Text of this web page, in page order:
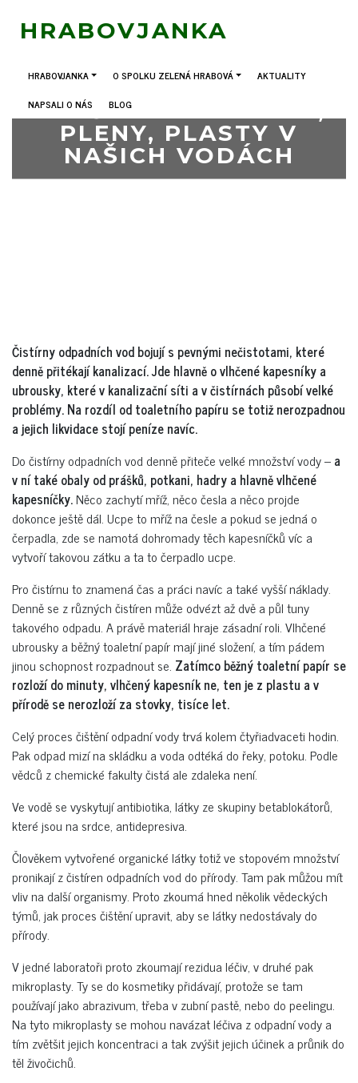
HRABOVJANKA
HRABOVJANKA O SPOLKU ZELENÁ HRABOVÁ
AKTUALITY
NAPSALI O NÁS
BLOG
VLHČENÉ UBROUSKY,
PLENY, PLASTY V
NAŠICH VODÁCH
Čistírny odpadních vod bojují s pevnými nečistotami, které
denně přitékají kanalizací. Jde hlavně o vlhčené kapesníky a
ubrousky, které v kanalizační síti a v čistírnách působí velké
problémy. Na rozdíl od toaletního papíru se totiž nerozpadnou
a jejich likvidace stojí peníze navíc.
Do čistírny odpadních vod denně přiteče velké množství vody –a
v ní také obaly od prášků, potkani, hadry a hlavně vlhčené
kapesníčky.Něco zachytí mříž, něco česla a něco projde
dokonce ještě dál. Ucpe to mříž na česle a pokud se jedná o
čerpadla, zde se namotá dohromady těch kapesníčků víc a
vytvoří takovou zátku a ta to čerpadlo ucpe.
Pro čistírnu to znamená čas a práci navíc a také vyšší náklady.
Denně se z různých čistíren může odvézt až dvě a půl tuny
takového odpadu. A právě materiál hraje zásadní roli. Vlhčené
ubrousky a běžný toaletní papír mají jiné složení, a tím pádem
jinou schopnost rozpadnout se. Zatímco běžný toaletní papír se
rozloží do minuty, vlhčený kapesník ne, ten je z plastu a v
přírodě se nerozloží za stovky, tisíce let.
Celý proces čištění odpadní vody trvá kolem čtyřiadvaceti hodin.
Pak odpad mizí na skládku a voda odtéká do řeky, potoku. Podle
vědců z chemické fakulty čistá ale zdaleka není.
Ve vodě se vyskytují antibiotika, látky ze skupiny betablokátorů,
které jsou na srdce, antidepresiva.
Člověkem vytvořené organické látky totiž ve stopovém množství
pronikají z čistíren odpadních vod do přírody. Tam pak můžou mít
vliv na další organismy. Proto zkoumá hned několik vědeckých
týmů, jak proces čištění upravit, aby se látky nedostávaly do
přírody.
V jedné laboratoři proto zkoumají rezidua léčiv, v druhé pak
mikroplasty. Ty se do kosmetiky přidávají, protože se tam
používají jako abrazivum, třeba v zubní pastě, nebo do peelingu.
Na tyto mikroplasty se mohou navázat léčiva z odpadní vody a
tím zvětšit jejich koncentraci a tak zvýšit jejich účinek a průnik do
těl živočichů.